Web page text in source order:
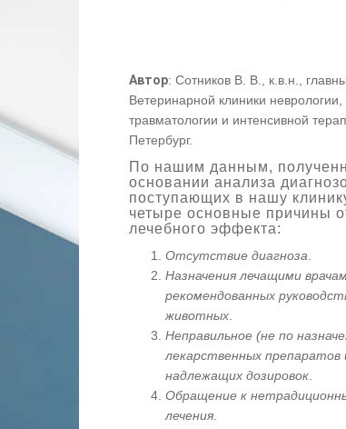
Автор: Сотников В. В., к.в.н.,
Ветеринарной клиники неврологии,
травматологии и интенсивной
Петербург.
По нашим данным,
основании анализа
поступающих в нашу
четыре основные причины
лечебного эффекта:
Отсутствие диагноза
Назначения лечащими
рекомендованных
животных
Неправильное (не по
лекарственных препаратов
надлежащих дозировок
Обращение к
лечения